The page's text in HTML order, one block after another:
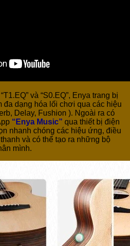
và “S0.EQ”, Enya trang bị
đa dạng hóa lối chơi qua các hiệu
Delay, Fushion ). Ngoài ra có
“Enya Music” qua thiết bị điện
nhanh chóng các hiệu ứng, điều
và có thể tạo ra những bộ
mình.